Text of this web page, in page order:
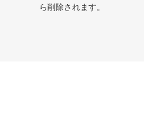
ら削除されます。